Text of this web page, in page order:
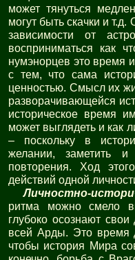
может тянуться
могут быть скачки и
зависимости от
восприниматься как
нумэнорцев это время
с тем, что сама
ценностью. Смысл их
разворачивающейся
историческое время
может выглядеть и как
– поскольку в
желании, заметить
повторения. Ход
действий одной
Личностно-
ритма можно смело
глубоко осознают
всей Арды. Это время
чтобы история Мира